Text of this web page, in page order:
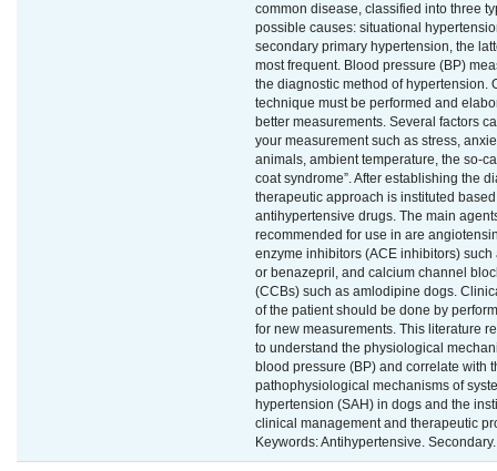
common disease, classified into three
possible causes: situational
secondary primary hypertension, the
most frequent. Blood pressure (BP)
the diagnostic method of hypertension.
technique must be performed and
better measurements. Several factors
your measurement such as stress,
animals, ambient temperature, the so-
coat syndrome”. After establishing the
therapeutic approach is instituted
antihypertensive drugs. The main
recommended for use in are
enzyme inhibitors (ACE inhibitors)
or benazepril, and calcium channel
(CCBs) such as amlodipine dogs.
of the patient should be done by
for new measurements. This literature
to understand the physiological
blood pressure (BP) and correlate with
pathophysiological mechanisms of
hypertension (SAH) in dogs and the
clinical management and therapeutic
Keywords: Antihypertensive.